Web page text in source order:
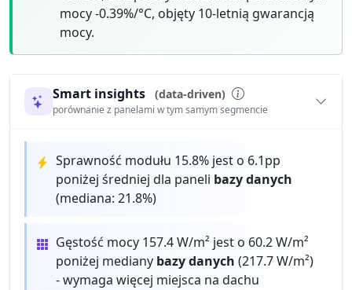
mocy -0.39%/°C, objęty 10-letnią gwarancją
mocy.
Smart insights (data-driven)
porównanie z panelami w tym samym segmencie
Sprawność modułu 15.8% jest o 6.1pp
poniżej średniej dla paneli bazy danych
(mediana: 21.8%)
Gęstość mocy 157.4 W/m² jest o 60.2 W/m²
poniżej mediany bazy danych (217.7 W/m²)
- wymaga więcej miejsca na dachu